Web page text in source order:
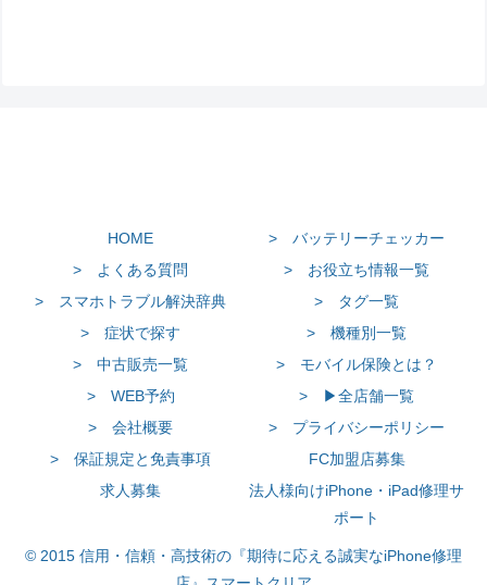
HOME
> バッテリーチェッカー
> よくある質問
> お役立ち情報一覧
> スマホトラブル解決辞典
> タグ一覧
> 症状で探す
> 機種別一覧
> 中古販売一覧
> モバイル保険とは？
> WEB予約
> ▶全店舗一覧
> 会社概要
> プライバシーポリシー
> 保証規定と免責事項
FC加盟店募集
求人募集
法人様向けiPhone・iPad修理サ
ポート
© 2015 信用・信頼・高技術の『期待に応える誠実なiPhone修理